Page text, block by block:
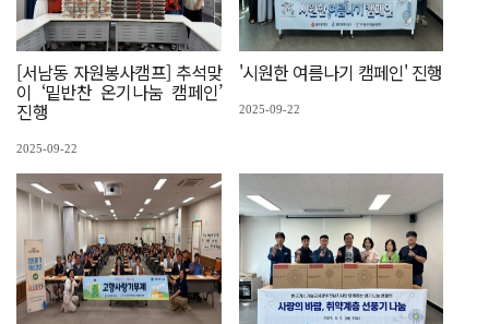
[서남동 자원봉사캠프] 추석맞
이 ‘밑반찬 온기나눔 캠페인’
진행
2025-09-22
'시원한 여름나기 캠페인' 진행
2025-09-22